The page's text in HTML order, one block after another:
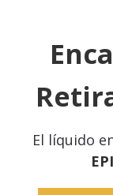
El líquido